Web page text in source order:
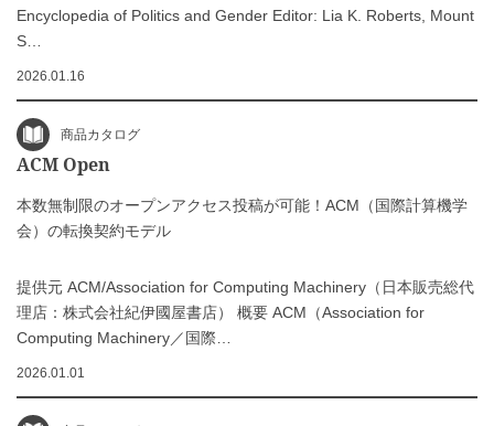
Encyclopedia of Politics and Gender Editor: Lia K. Roberts, Mount
S…
2026.01.16
商品カタログ
ACM Open
本数無制限のオープンアクセス投稿が可能！ACM（国際計算機学
会）の転換契約モデル
提供元 ACM/Association for Computing Machinery（日本販売総代
理店：株式会社紀伊國屋書店） 概要 ACM（Association for
Computing Machinery／国際…
2026.01.01